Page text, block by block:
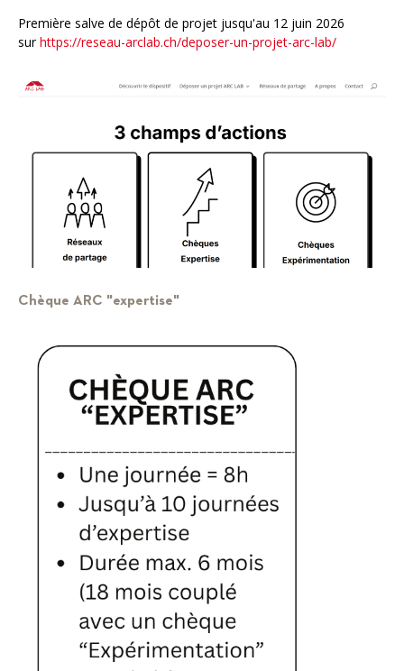
Première salve de dépôt de projet jusqu'au 12 juin 2026
surhttps://reseau-arclab.ch/deposer-un-projet-arc-lab/
Chèque ARC "expertise"